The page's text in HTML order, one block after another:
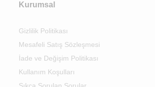
Kurumsal
Gizlilik Politikası
Mesafeli Satış Sözleşmesi
İade ve Değişim Politikası
Kullanım Koşulları